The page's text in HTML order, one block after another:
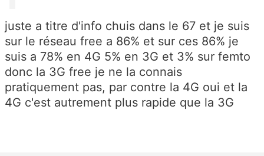
juste a titre d'info chuis dans le 67 et je suis
sur le réseau free a 86% et sur ces 86% je
suis a 78% en 4G 5% en 3G et 3% sur femto
donc la 3G free je ne la connais
pratiquement pas, par contre la 4G oui et la
4G c'est autrement plus rapide que la 3G